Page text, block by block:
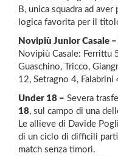
B, unica squadra ad
logica favorita per il
Novipiù Junior Casale –
Novipiù Casale: Ferrittu
Guaschino, Tricco,
12, Setragno 4, Falabrini
Under 18 – Severa
18, sul campo di una
Le allieve di Davide
di un ciclo di difficili
match senza timori.